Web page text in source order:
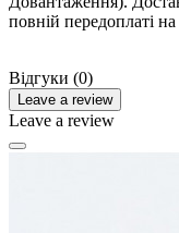
повній передоплаті
Відгуки (0)
Leave a review
Leave a review